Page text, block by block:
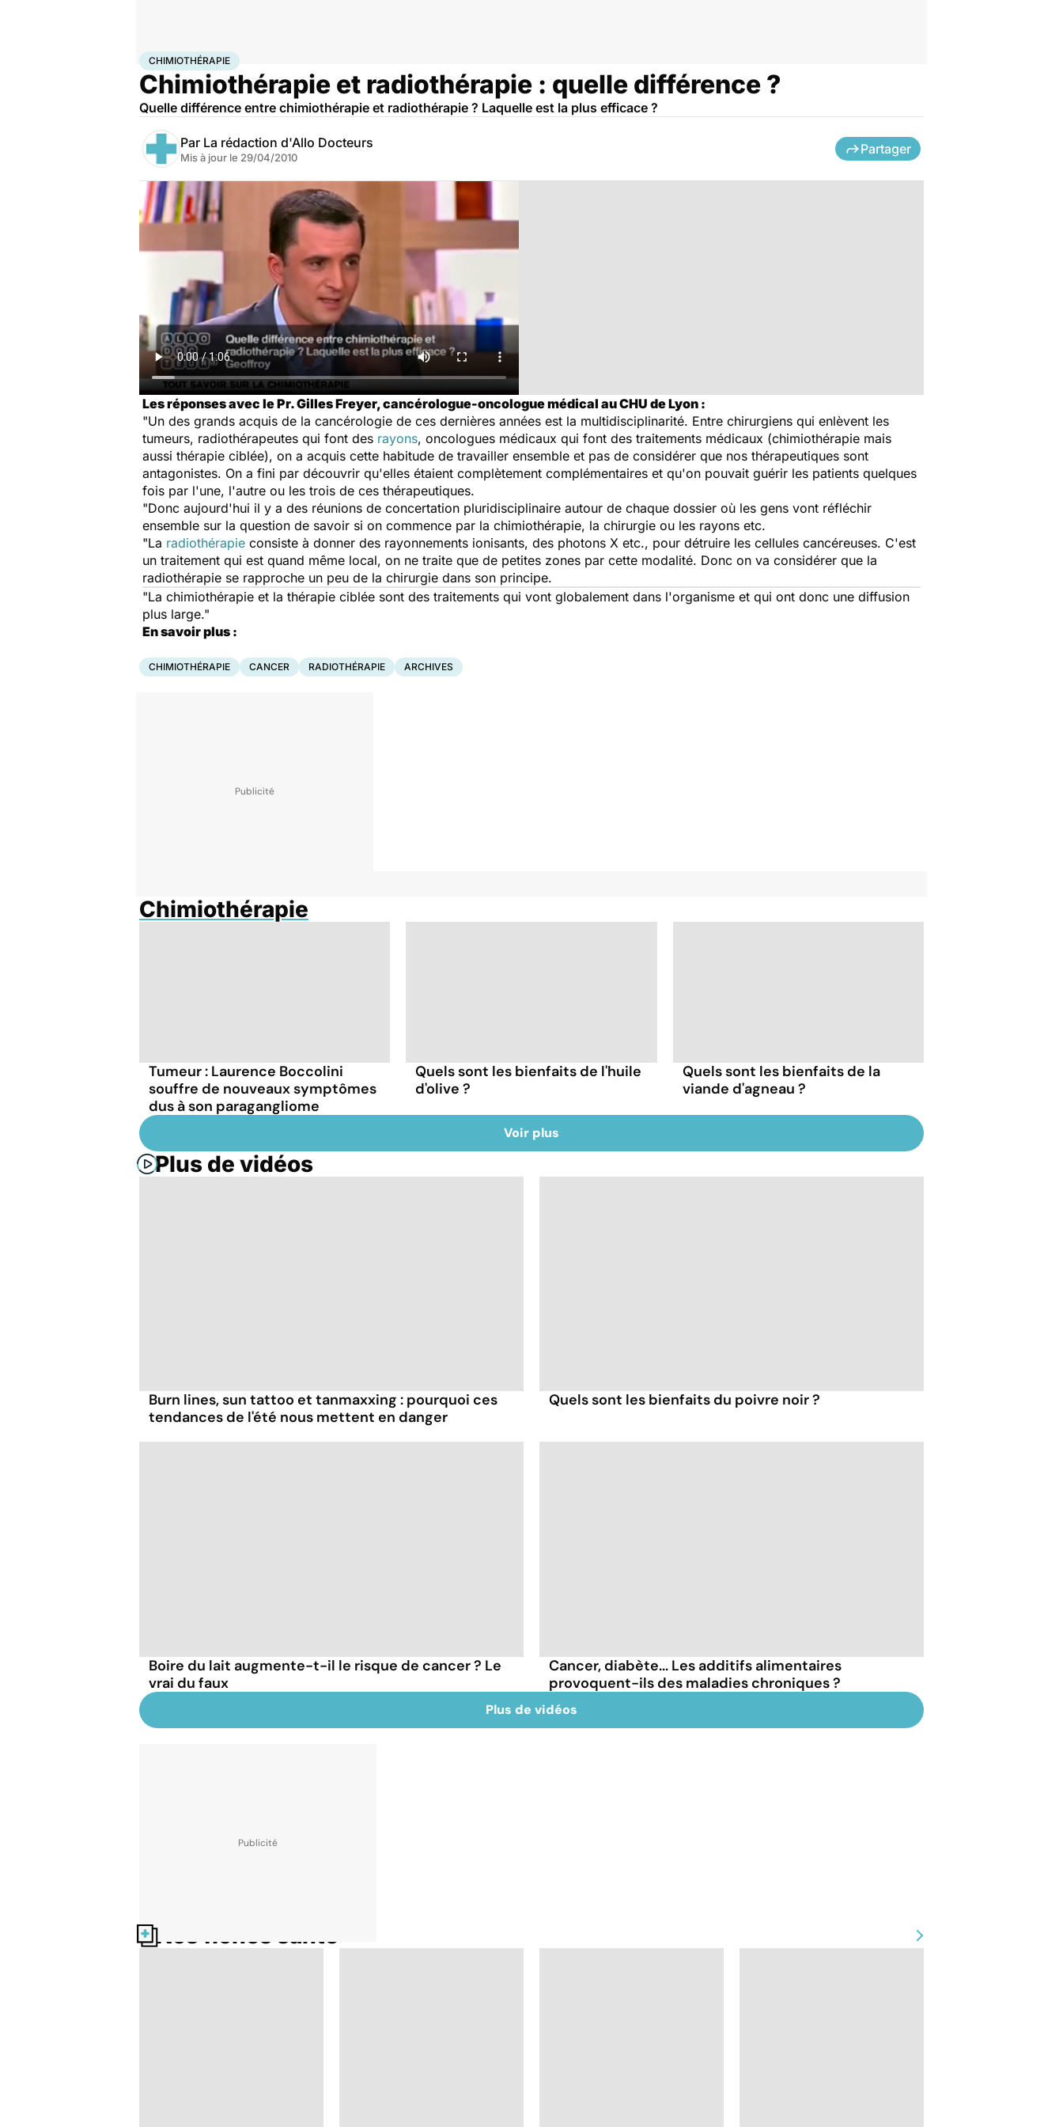
AccueilSantéMaladiesCancer
CHIMIOTHÉRAPIE
Chimiothérapie et radiothérapie : quelle différence ?
Quelle différence entre chimiothérapie et radiothérapie ? Laquelle est la plus efficace ?
Par La rédaction d'Allo Docteurs
Mis à jour le 29/04/2010
Partager
Les réponses avec le Pr. Gilles Freyer, cancérologue-oncologue médical au CHU de Lyon :
"Un des grands acquis de la cancérologie de ces dernières années est la multidisciplinarité. Entre chirurgiens qui enlèvent les
tumeurs, radiothérapeutes qui font des rayons, oncologues médicaux qui font des traitements médicaux (chimiothérapie mais
aussi thérapie ciblée), on a acquis cette habitude de travailler ensemble et pas de considérer que nos thérapeutiques sont
antagonistes. On a fini par découvrir qu'elles étaient complètement complémentaires et qu'on pouvait guérir les patients quelques
fois par l'une, l'autre ou les trois de ces thérapeutiques.
"Donc aujourd'hui il y a des réunions de concertation pluridisciplinaire autour de chaque dossier où les gens vont réfléchir
ensemble sur la question de savoir si on commence par la chimiothérapie, la chirurgie ou les rayons etc.
"La radiothérapie consiste à donner des rayonnements ionisants, des photons X etc., pour détruire les cellules cancéreuses. C'est
un traitement qui est quand même local, on ne traite que de petites zones par cette modalité. Donc on va considérer que la
radiothérapie se rapproche un peu de la chirurgie dans son principe.
"La chimiothérapie et la thérapie ciblée sont des traitements qui vont globalement dans l'organisme et qui ont donc une diffusion
plus large."
En savoir plus :
CHIMIOTHÉRAPIE CANCER RADIOTHÉRAPIE ARCHIVES
Chimiothérapie
Tumeur : Laurence Boccolini
souffre de nouveaux symptômes
dus à son paragangliome
Quels sont les bienfaits de l'huile
d'olive ?
Quels sont les bienfaits de la
viande d'agneau ?
Voir plus
Plus de vidéos
Burn lines, sun tattoo et tanmaxxing : pourquoi ces
tendances de l'été nous mettent en danger
Quels sont les bienfaits du poivre noir ?
Boire du lait augmente-t-il le risque de cancer ? Le
vrai du faux
Cancer, diabète... Les additifs alimentaires
provoquent-ils des maladies chroniques ?
Plus de vidéos
Nos fiches santé